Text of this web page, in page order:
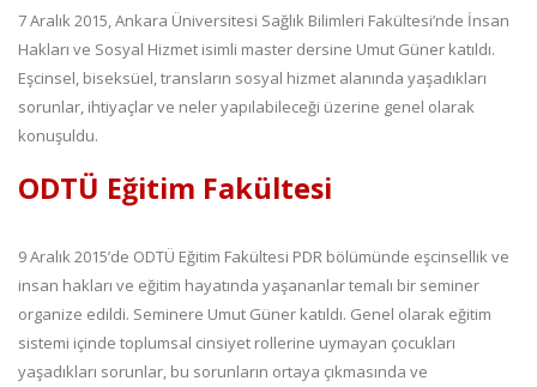
7 Aralık 2015, Ankara Üniversitesi Sağlık Bilimleri Fakültesi’nde İnsan
Hakları ve Sosyal Hizmet isimli master dersine Umut Güner katıldı.
Eşcinsel, biseksüel, transların sosyal hizmet alanında yaşadıkları
sorunlar, ihtiyaçlar ve neler yapılabileceği üzerine genel olarak
konuşuldu.
ODTÜ Eğitim Fakültesi
9 Aralık 2015’de ODTÜ Eğitim Fakültesi PDR bölümünde eşcinsellik ve
insan hakları ve eğitim hayatında yaşananlar temalı bir seminer
organize edildi. Seminere Umut Güner katıldı. Genel olarak eğitim
sistemi içinde toplumsal cinsiyet rollerine uymayan çocukları
yaşadıkları sorunlar, bu sorunların ortaya çıkmasında ve